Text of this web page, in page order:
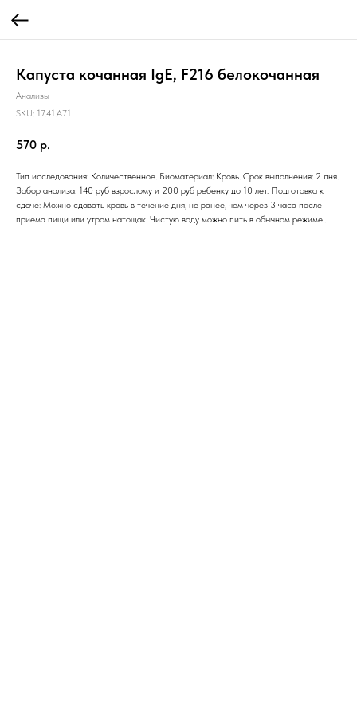
Капуста кочанная IgE, F216 белокочанная
Анализы
SKU: 17.41.A71
570 р.
Тип исследования: Количественное. Биоматериал: Кровь. Срок выполнения: 2 дня.
Забор анализа: 140 руб взрослому и 200 руб ребенку до 10 лет. Подготовка к
сдаче: Можно сдавать кровь в течение дня, не ранее, чем через 3 часа после
приема пищи или утром натощак. Чистую воду можно пить в обычном режиме..